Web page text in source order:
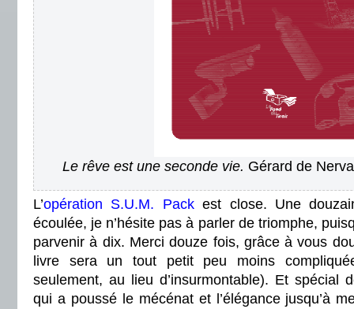
Le rêve est une seconde vie. Gérard de
L’opération S.U.M. Packest close. Une
écoulée, je n’hésite pas à parler de triomphe,
parvenir à dix. Merci douze fois, grâce à vous
livre sera un tout petit peu moins
seulement, au lieu d’insurmontable). Et spécial
qui a poussé le mécénat et l’élégance jusqu’à